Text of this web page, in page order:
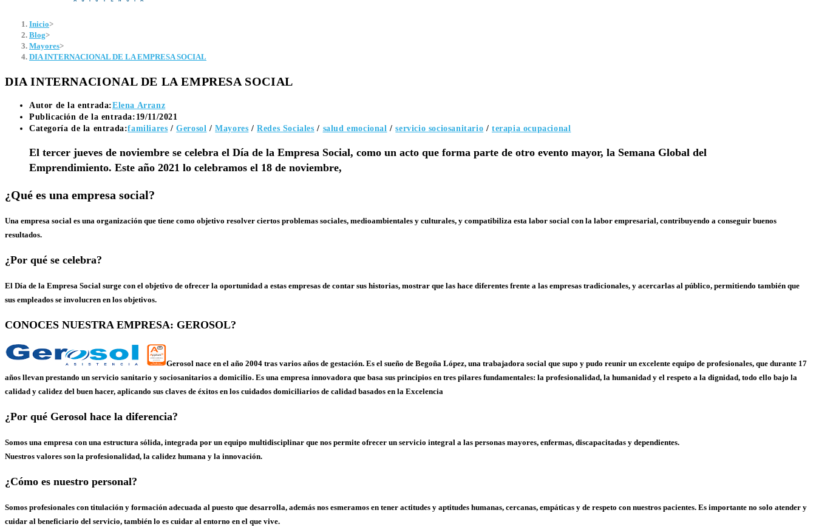
Inicio>
Blog>
Mayores>
DIA INTERNACIONAL DE LA EMPRESA SOCIAL
DIA INTERNACIONAL DE LA EMPRESA SOCIAL
Autor de la entrada:Elena Arranz
Publicación de la entrada: 19/11/2021
Categoría de la entrada:familiares / Gerosol / Mayores / Redes Sociales / salud emocional / servicio sociosanitario / terapia ocupacional
El tercer jueves de noviembre se celebra el Día de la Empresa Social, como un acto que forma parte de otro evento mayor, la Semana Global del
Emprendimiento. Este año 2021 lo celebramos el 18 de noviembre,
¿Qué es una empresa social?
Una empresa social es una organización que tiene como objetivo resolver ciertos problemas sociales, medioambientales y culturales, y compatibiliza esta labor social con la labor empresarial, contribuyendo a conseguir buenos
resultados.
¿Por qué se celebra?
El Día de la Empresa Social surge con el objetivo de ofrecer la oportunidad a estas empresas de contar sus historias, mostrar que las hace diferentes frente a las empresas tradicionales, y acercarlas al público, permitiendo también que
sus empleados se involucren en los objetivos.
CONOCES NUESTRA EMPRESA: GEROSOL?
Gerosol nace en el año 2004 tras varios años de gestación. Es el sueño de Begoña López, una trabajadora social que supo y pudo reunir un excelente equipo de profesionales, que durante 17
años llevan prestando un servicio sanitario y sociosanitarios a domicilio. Es una empresa innovadora que basa sus principios en tres pilares fundamentales: la profesionalidad, la humanidad y el respeto a la dignidad, todo ello bajo la
calidad y calidez del buen hacer, aplicando sus claves de éxitos en los cuidados domiciliarios de calidad basados en la Excelencia
¿Por qué Gerosol hace la diferencia?
Somos una empresa con una estructura sólida, integrada por un equipo multidisciplinar que nos permite ofrecer un servicio integral a las personas mayores, enfermas, discapacitadas y dependientes.
Nuestros valores son la profesionalidad, la calidez humana y la innovación.
¿Cómo es nuestro personal?
Somos profesionales con titulación y formación adecuada al puesto que desarrolla, además nos esmeramos en tener actitudes y aptitudes humanas, cercanas, empáticas y de respeto con nuestros pacientes. Es importante no solo atender y
cuidar al beneficiario del servicio, también lo es cuidar al entorno en el que vive.